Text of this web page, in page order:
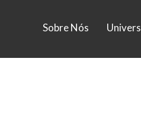
Sobre Nós